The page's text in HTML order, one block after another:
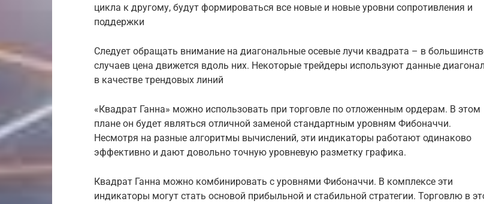
цикла к другому, будут формироваться все новые и новые уровни сопротивления и
поддержки
Следует обращать внимание на диагональные осевые лучи квадрата – в
случаев цена движется вдоль них. Некоторые трейдеры используют данные
в качестве трендовых линий
«Квадрат Ганна» можно использовать при торговле по отложенным ордерам. В этом
плане он будет являться отличной заменой стандартным уровням Фибоначчи.
Несмотря на разные алгоритмы вычислений, эти индикаторы работают одинаково
эффективно и дают довольно точную уровневую разметку графика.
Квадрат Ганна можно комбинировать с уровнями Фибоначчи. В комплексе эти
индикаторы могут стать основой прибыльной и стабильной стратегии. Торговлю в